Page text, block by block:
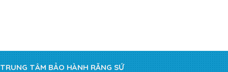
TRUNG TÂM BẢO HÀNH RĂNG SỨ